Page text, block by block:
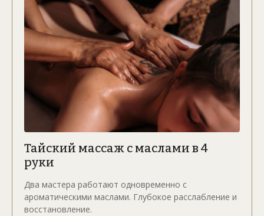
Тайский массаж с маслами в 4
руки
Два мастера работают одновременно с
ароматическими маслами. Глубокое расслабление и
восстановление.